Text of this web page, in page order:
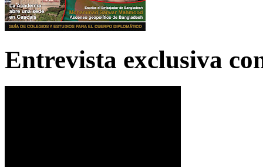
Entrevista exclusiva